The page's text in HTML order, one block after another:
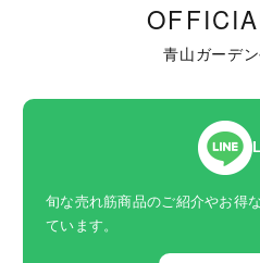
青山ガーデ
旬な売れ筋商品のご紹介やお得
ています。